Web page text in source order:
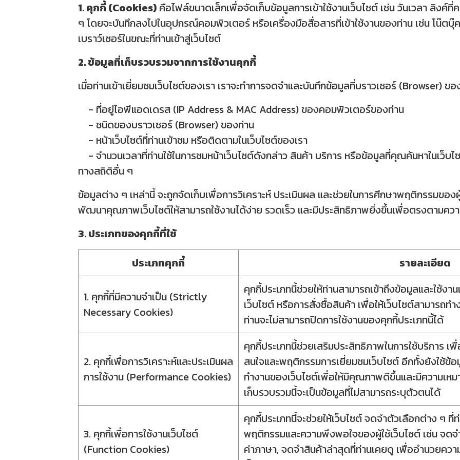
1. คุกกี้ (Cookies) คือไฟล์ขนาดเล็กเพื่อจัดเก็บข้อมูลการเข้าใช้งานเว็บไซต์ เช่น วันเวลา ลิงค์
ๆ โดยจะบันทึกลงไปในอุปกรณ์คอมพิวเตอร์ หรือเครื่องมือสื่อสารที่เข้าใช้งานของท่าน เช่น โน๊ต
เบราว์เซอร์ในขณะที่ท่านเข้าสู่เว็บไซต์
2. ข้อมูลที่เก็บรวบรวมจากการใช้งานคุกกี้
เมื่อท่านเข้าเยี่ยมชมเว็บไซต์ของเรา เราจะทำการจดจำและบันทึกข้อมูลที่บราวเซอร์ (Browser) ข
- ที่อยู่ไอพีแอดเดรส (IP Address & MAC Address) ของคอมพิวเตอร์ของท่าน
- ชนิดของบราวเซอร์ (Browser) ของท่าน
- หน้าเว็บไซต์ที่ท่านเข้าชม หรือติดตามในเว็บไซต์ของเรา
- จำนวนเวลาที่ท่านใช้ในการชมหน้าเว็บไซต์ดังกล่าว สินค้า บริการ หรือข้อมูลที่คุณค้นหาในเว็บไ
ทางสถิติอื่น ๆ
ข้อมูลต่าง ๆ เหล่านี้ จะถูกจัดเก็บเพื่อการวิเคราะห์ ประเมินผล และช่วยในการศึกษาพฤติกรรมขอ
พัฒนาคุณภาพเว็บไซต์ให้สามารถใช้งานได้ง่าย รวดเร็ว และมีประสิทธิภาพยิ่งขึ้นเพื่อตรงตามค
3. ประเภทของคุกกี้ที่ใช้
ประเภทคุกกี้
รายละเอียด
1. คุกกี้ที่มีความจำเป็น (Strictly
Necessary Cookies)
คุกกี้ประเภทนี้ช่วยให้ท่านสามารถเข้าถึงข้อมูลและใช้งา
เว็บไซต์ หรือการสั่งซื้อสินค้า เพื่อให้เว็บไซต์สามารถ
ท่านจะไม่สามารถปิดการใช้งานของคุกกี้ประเภทนี้ได้
2. คุกกี้เพื่อการวิเคราะห์และประเมินผล
การใช้งาน (Performance Cookies)
คุกกี้ประเภทนี้ช่วยเสริมประสิทธิภาพในการใช้บริการ
สนใจและพฤติกรรมการเยี่ยมชมเว็บไซต์ อีกทั้งยังใช้
ทำงานของเว็บไซต์เพื่อให้มีคุณภาพดีขึ้นและมีความเห
เก็บรวบรวมนี้จะเป็นข้อมูลที่ไม่สามารถระบุตัวตนได้
3. คุกกี้เพื่อการใช้งานเว็บไซต์
(Function Cookies)
คุกกี้ประเภทนี้จะช่วยให้เว็บไซต์ จดจำตัวเลือกต่าง ๆ
พฤติกรรมและความพึงพอใจของผู้ใช้เว็บไซต์ เช่น จด
ค่าภาษา, จดจำสินค้าล่าสุดที่ท่านเคยดู เพื่ออำนวยควา